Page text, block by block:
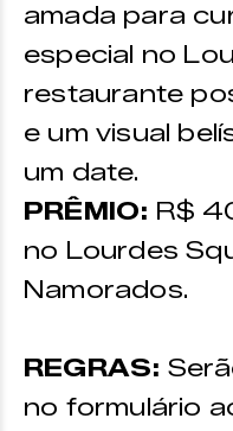
amada para
especial no
restaurante
e um visual
um date.
PRÊMIO: R$
no Lourdes
Namorados.
REGRAS:
no formulário